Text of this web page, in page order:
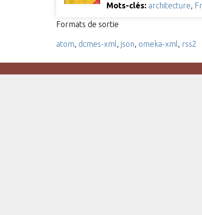
Mots-clés: architecture
Formats de sortie
atom dcmes-xml json omeka-xml rss2